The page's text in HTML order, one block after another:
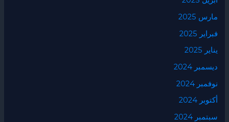
مارس 2025
فبراير 2025
يناير 2025
ديسمبر 2024
نوفمبر 2024
أكتوبر 2024
سبتمبر 2024